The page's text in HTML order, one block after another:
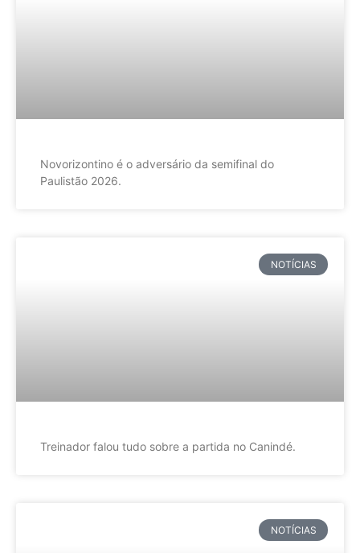
Novorizontino é o adversário da semifinal do
Paulistão 2026.
NOTÍCIAS
Treinador falou tudo sobre a partida no Canindé.
NOTÍCIAS